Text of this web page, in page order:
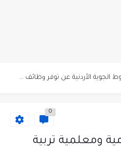
تعلن الخطوط الجوية الأردنية عن توفر وظائف شاغرة لمضيفي طيران
مطلوب عامل نظافة عدد 2 بدوام كامل او جزئي في...
0
ومعلمية تربية